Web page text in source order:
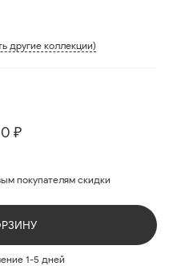
другие коллекции)
₽
покупателям скидки
1-5 дней